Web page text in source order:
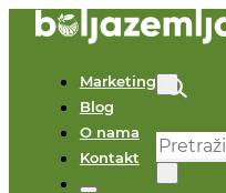
Marketing
Blog
O nama
Kontakt
Pretraga